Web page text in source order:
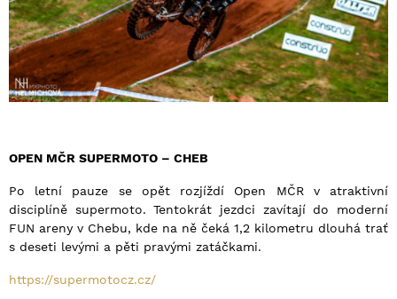
OPEN MČR SUPERMOTO – CHEB
Po letní pauze se opět rozjíždí Open MČR v atraktivní
disciplíně supermoto. Tentokrát jezdci zavítají do moderní
FUN areny v Chebu, kde na ně čeká 1,2 kilometru dlouhá trať
s deseti levými a pěti pravými zatáčkami.
https://supermotocz.cz/